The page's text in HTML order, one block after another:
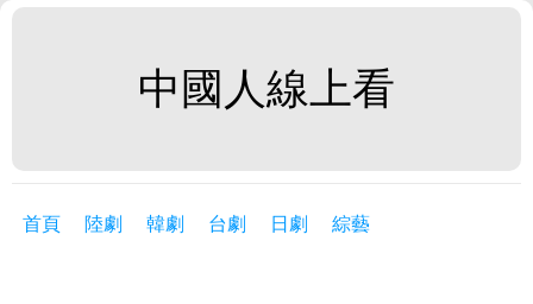
中國人線上看
首頁 陸劇 韓劇 台劇 日劇 綜藝